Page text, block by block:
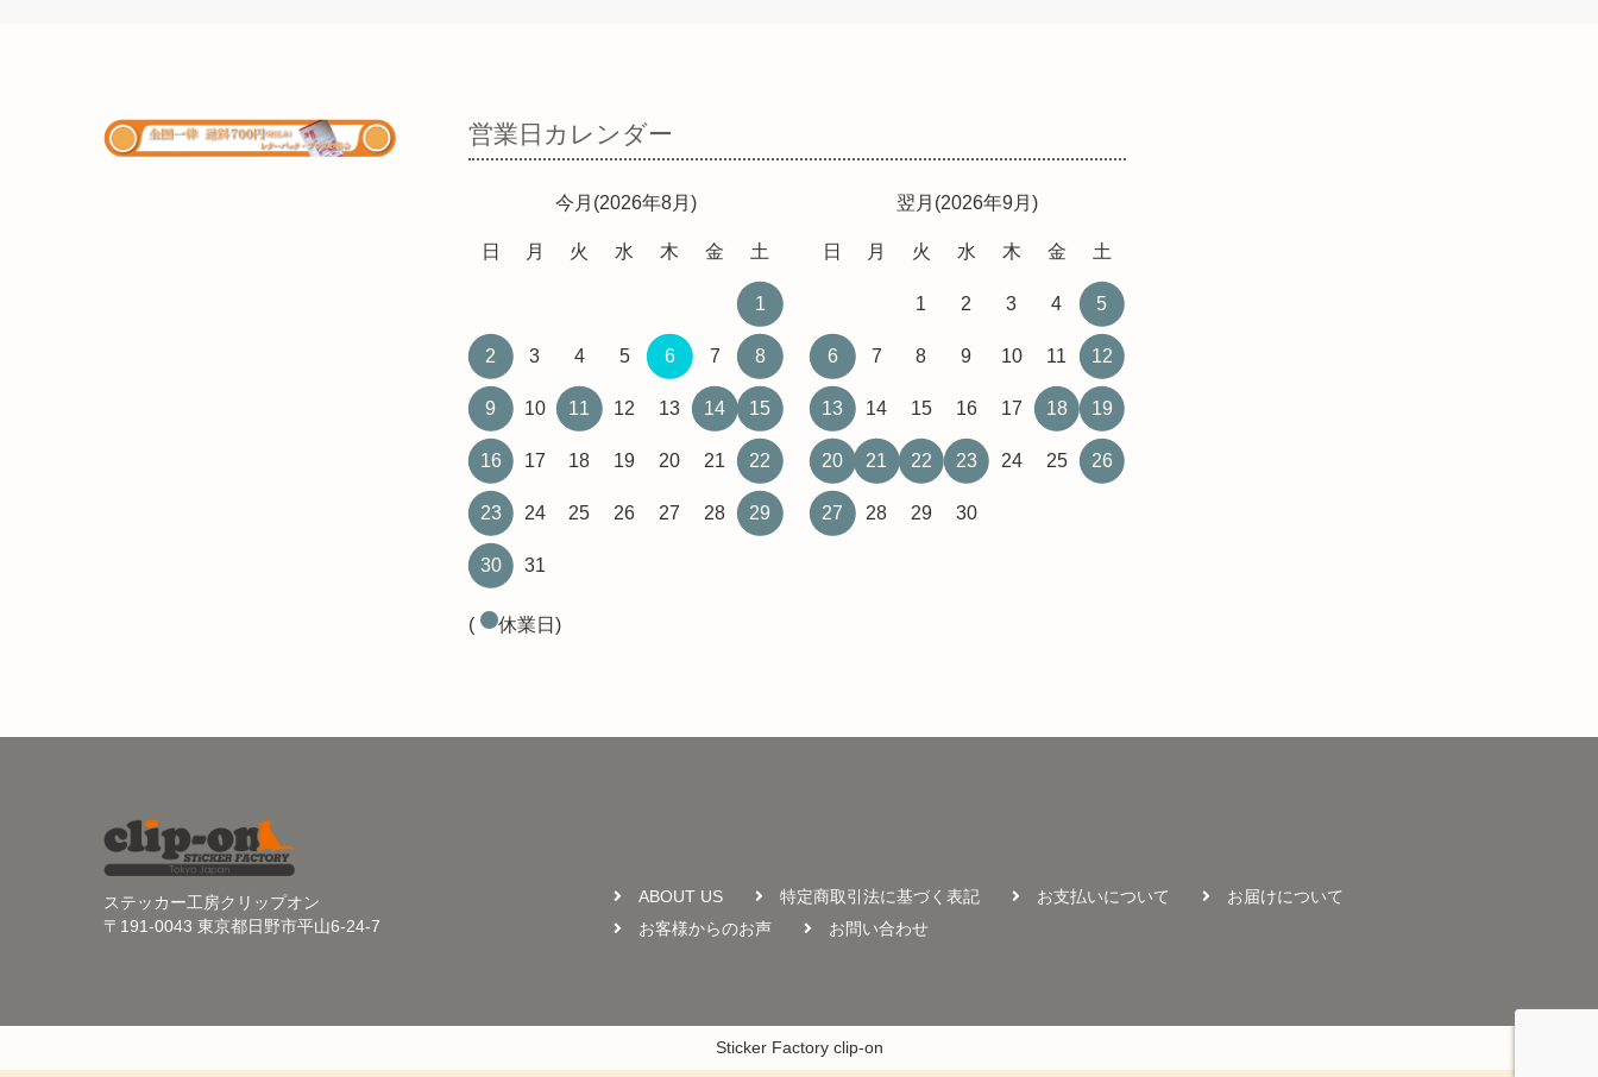
営業日カレンダー
今月(2026年8月)
日 月 火 水 木 金 土
1
2 3 4 5 6 7 8
9 10 11 12 13 14 15
16 17 18 19 20 21 22
23 24 25 26 27 28 29
30 31
翌月(2026年9月)
日 月 火 水 木 金 土
1 2 3 4 5
6 7 8 9 10 11 12
13 14 15 16 17 18 19
20 21 22 23 24 25 26
27 28 29 30
( 休業日)
ステッカー工房クリップオン
〒191-0043 東京都日野市平山6-24-7
ABOUT US 特定商取引法に基づく表記 お支払いについて
お届けについて
お客様からのお声
お問い合わせ
Sticker Factory clip-on